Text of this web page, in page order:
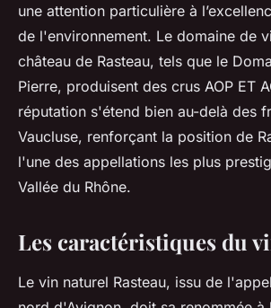
une attention particulière à
de l'environnement. Le domaine de
château de Rasteau, tels que le
Pierre, produisent des crus AOP ET
réputation s'étend bien au-delà des
Vaucluse, renforçant la position de
l'une des appellations les plus
Vallée du Rhône.
Les caractéristiques du
Le vin naturel Rasteau, issu de